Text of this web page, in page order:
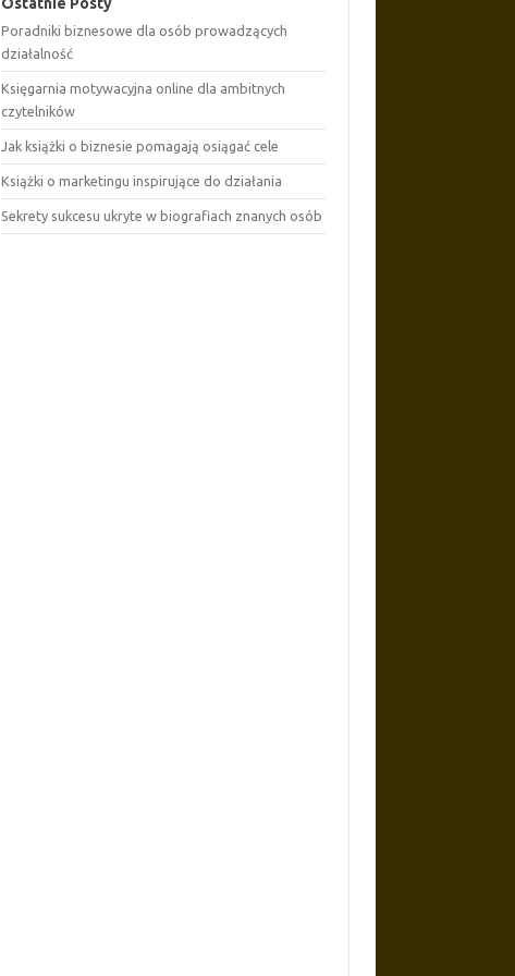
Poradniki biznesowe dla osób prowadzących
działalność
Księgarnia motywacyjna online dla ambitnych
czytelników
Jak książki o biznesie pomagają osiągać cele
Książki o marketingu inspirujące do działania
Sekrety sukcesu ukryte w biografiach znanych osób